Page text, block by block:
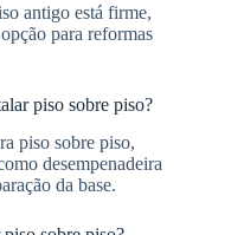
antigo está firme,
para reformas
piso sobre piso?
piso sobre piso,
desempenadeira
da base.